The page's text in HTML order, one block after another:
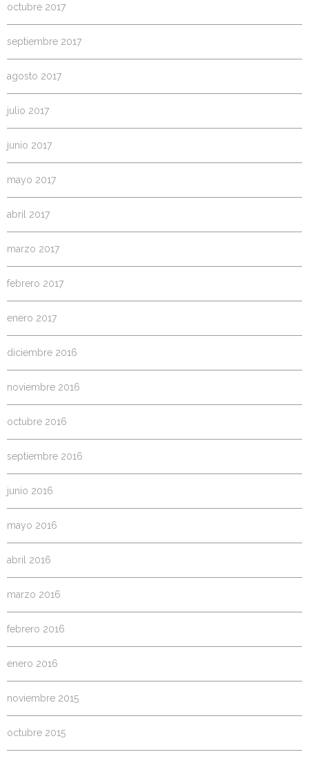
octubre 2017
septiembre 2017
agosto 2017
julio 2017
junio 2017
mayo 2017
abril 2017
marzo 2017
febrero 2017
enero 2017
diciembre 2016
noviembre 2016
octubre 2016
septiembre 2016
junio 2016
mayo 2016
abril 2016
marzo 2016
febrero 2016
enero 2016
noviembre 2015
octubre 2015